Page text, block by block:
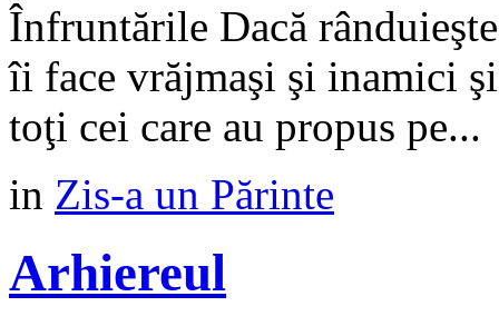
Înfruntările Dacă
îi face vrăjmaşi şi inamici
toţi cei care au propus pe...
in Zis-a un Părinte
Arhiereul